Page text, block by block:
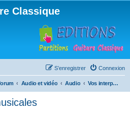
Classique
Connexion
S’enregistrer
Audio et vidéo Audio Vos interprétations musicales